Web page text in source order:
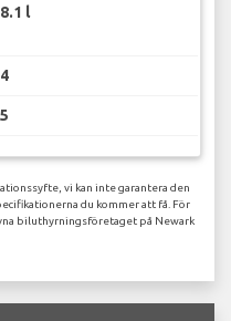
8.1 l
4
5
vi kan inte garantera den
du kommer att få. För
biluthyrningsföretaget på Newark